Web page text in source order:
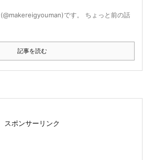
です。 ちょっと前の話
記事を読む
スポンサーリンク